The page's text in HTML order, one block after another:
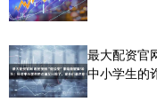
最大配资官
中小学生的